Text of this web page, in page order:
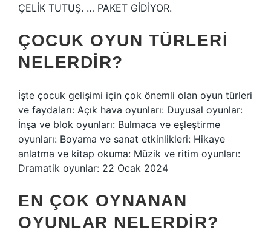
ÇELİK TUTUŞ. … PAKET GİDİYOR.
ÇOCUK OYUN TÜRLERI
NELERDIR?
İşte çocuk gelişimi için çok önemli olan oyun türleri
ve faydaları: Açık hava oyunları: Duyusal oyunlar:
İnşa ve blok oyunları: Bulmaca ve eşleştirme
oyunları: Boyama ve sanat etkinlikleri: Hikaye
anlatma ve kitap okuma: Müzik ve ritim oyunları:
Dramatik oyunlar: 22 Ocak 2024
EN ÇOK OYNANAN
OYUNLAR NELERDIR?